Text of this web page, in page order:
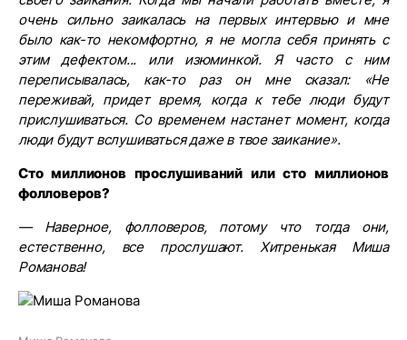
очень сильно заикалась на первых интервью и мне
было как-то некомфортно, я не могла себя принять с
этим дефектом... или изюминкой. Я часто с ним
переписывалась, как-то раз он мне сказал: «Не
переживай, придет время, когда к тебе люди будут
прислушиваться. Со временем настанет момент, когда
люди будут вслушиваться даже в твое заикание».
Сто миллионов прослушиваний или сто миллионов
фолловеров?
— Наверное, фолловеров, потому что тогда они,
естественно, все прослушают. Хитренькая Миша
Романова!